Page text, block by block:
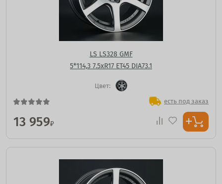
LS LS328 GMF
5*114,3 7.5xR17 ET45 DIA73.1
Цвет:
есть под заказ
13 959₽